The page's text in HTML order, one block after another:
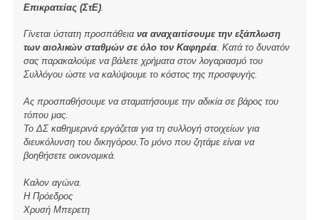
Επικρατείας (ΣτΕ).
Γίνεται ύστατη προσπάθεια να αναχαιτίσουμε την εξάπλωση
των αιολικών σταθμών σε όλο τον Καφηρέα. Κατά το δυνατόν
σας παρακαλούμε να βάλετε χρήματα στον λογαριασμό του
Συλλόγου ώστε να καλύψουμε το κόστος της προσφυγής.
Ας προσπαθήσουμε να σταματήσουμε την αδικία σε βάρος του
τόπου μας.
Το ΔΣ καθημερινά εργάζεται για τη συλλογή στοιχείων για
διευκόλυνση του δικηγόρου.Το μόνο που ζητάμε είναι να
βοηθήσετε οικονομικά.
Καλον αγώνα.
Η Πρόεδρος
Χρυσή Μπερετη